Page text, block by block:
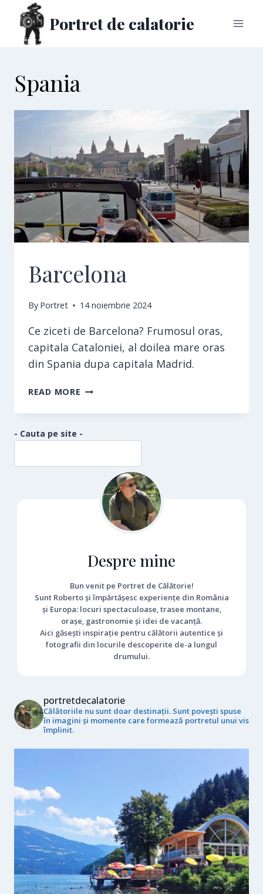
content
Portret de calatorie
Spania
Barcelona
By Portret 14 noiembrie 2024
Ce ziceti de Barcelona? Frumosul oras,
capitala Cataloniei, al doilea mare oras
din Spania dupa capitala Madrid.
READ MORE BARCELONA
- Cauta pe site -
Despre mine
Bun venit pe Portret de Călătorie!
Sunt Roberto și împărtășesc experiențe din România
și Europa: locuri spectaculoase, trasee montane,
orașe, gastronomie și idei de vacanță.
Aici găsești inspirație pentru călătorii autentice și
fotografii din locurile descoperite de-a lungul
drumului.
portretdecalatorie
Călătoriile nu sunt doar destinații. Sunt povești spuse
în imagini și momente care formează portretul unui vis
împlinit.